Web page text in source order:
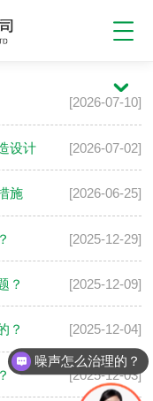
[2026-07-10]
设计 [2026-07-02]
施 [2026-06-25]
[2025-12-29]
？ [2025-12-09]
？ [2025-12-04]
[2025-12-03]
噪声怎么治理的？